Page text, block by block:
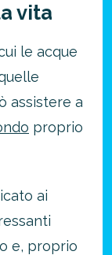
vita
le acque
assistere a
proprio
ai
e, proprio